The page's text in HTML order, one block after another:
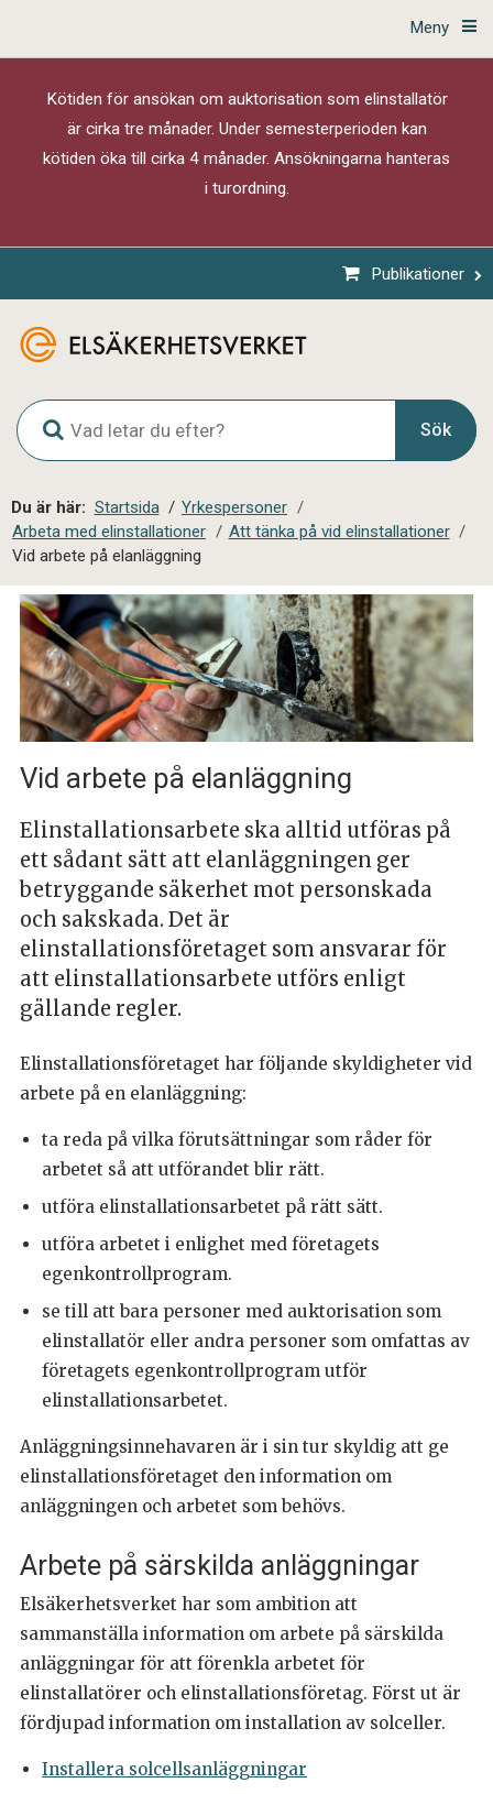
Meny
Kötiden för ansökan om auktorisation som elinstallatör
är cirka tre månader. Under semesterperioden kan
kötiden öka till cirka 4 månader. Ansökningarna hanteras
i turordning.
Publikationer
G
l
o
a
l
s
i
t
e
s
ö
Sök
Du är här: Startsida / Yrkespersoner /
Arbeta med elinstallationer / Att tänka på vid elinstallationer /
Vid arbete på elanläggning
Vid arbete på elanläggning
Elinstallationsarbete ska alltid utföras på
ett sådant sätt att elanläggningen ger
betryggande säkerhet mot personskada
och sakskada. Det är
elinstallationsföretaget som ansvarar för
att elinstallationsarbete utförs enligt
gällande regler.
Elinstallationsföretaget har följande skyldigheter vid
arbete på en elanläggning:
ta reda på vilka förutsättningar som råder för
arbetet så att utförandet blir rätt.
utföra elinstallationsarbetet på rätt sätt.
utföra arbetet i enlighet med företagets
egenkontrollprogram.
se till att bara personer med auktorisation som
elinstallatör eller andra personer som omfattas av
företagets egenkontrollprogram utför
elinstallationsarbetet.
Anläggningsinnehavaren är i sin tur skyldig att ge
elinstallationsföretaget den information om
anläggningen och arbetet som behövs.
Arbete på särskilda anläggningar
Elsäkerhetsverket har som ambition att
sammanställa information om arbete på särskilda
anläggningar för att förenkla arbetet för
elinstallatörer och elinstallationsföretag. Först ut är
fördjupad information om installation av solceller.
Installera solcellsanläggningar